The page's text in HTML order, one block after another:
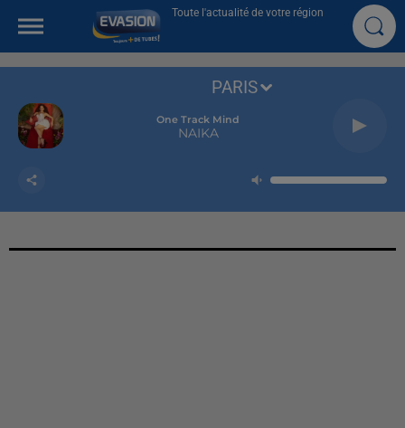
Toute l'actualité de votre région
One Track Mind
NAIKA
PARIS